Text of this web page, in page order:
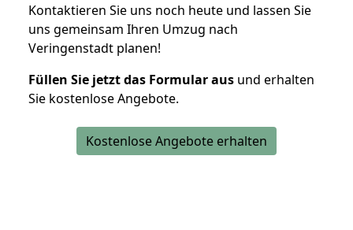
Kontaktieren Sie uns noch heute und lassen Sie
uns gemeinsam Ihren Umzug nach
Veringenstadt planen!
Füllen Sie jetzt das Formular aus und erhalten
Sie kostenlose Angebote.
Kostenlose Angebote erhalten